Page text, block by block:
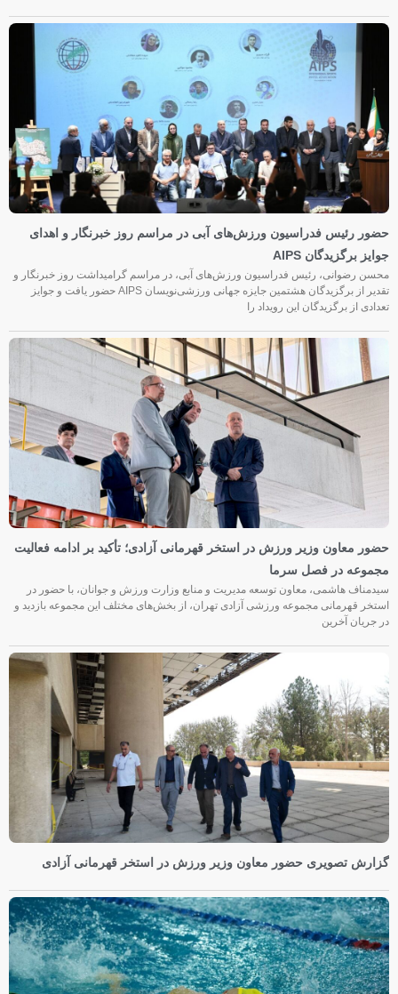
حضور رئیس فدراسیون ورزش‌های آبی در مراسم روز خبرنگار و اهدای
جوایز برگزیدگان AIPS
محسن رضوانی، رئیس فدراسیون ورزش‌های آبی، در مراسم گرامیداشت روز خبرنگار و
تقدیر از برگزیدگان هشتمین جایزه جهانی ورزشی‌نویسان AIPS حضور یافت و جوایز
تعدادی از برگزیدگان این رویداد را
حضور معاون وزیر ورزش در استخر قهرمانی آزادی؛ تأکید بر ادامه فعالیت
مجموعه در فصل سرما
سیدمناف هاشمی، معاون توسعه مدیریت و منابع وزارت ورزش و جوانان، با حضور در
استخر قهرمانی مجموعه ورزشی آزادی تهران، از بخش‌های مختلف این مجموعه بازدید و
در جریان آخرین
گزارش تصویری حضور معاون وزیر ورزش در استخر قهرمانی آزادی